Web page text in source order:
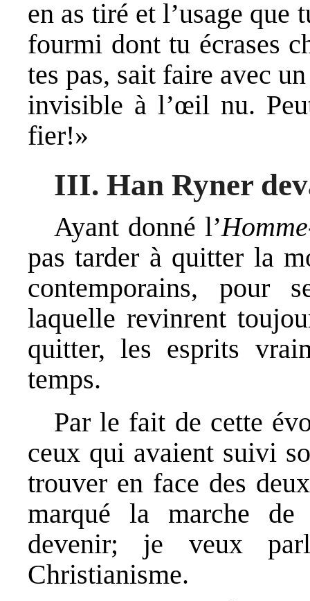
en as tiré et l’usage que
fourmi dont tu écrases
tes pas, sait faire avec
invisible à l’œil nu.
fier!»
III. Han Ryner
Ayant donné l’
pas tarder à quitter la
contemporains, pour
laquelle revinrent
quitter, les esprits
temps.
Par le fait de cette
ceux qui avaient suivi
trouver en face des
marqué la marche de
devenir; je veux
Christianisme.